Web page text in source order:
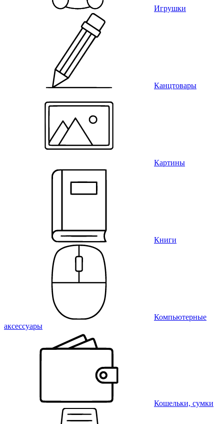
Игрушки
Канцтовары
Картины
Книги
Компьютерные
аксессуары
Кошельки, сумки